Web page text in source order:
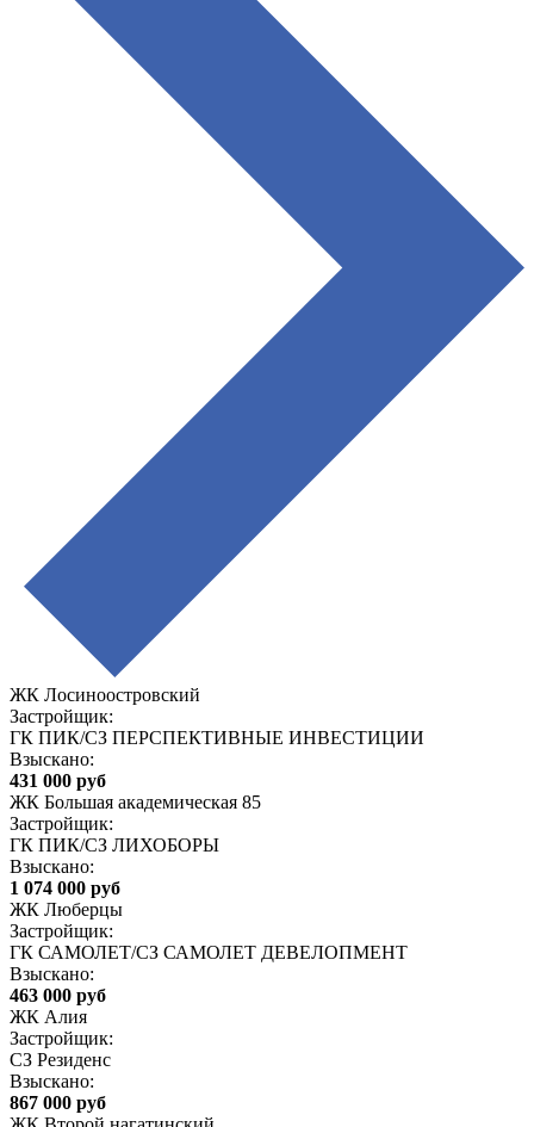
ЖК Лосиноостровский
Застройщик:
ГК ПИК/СЗ ПЕРСПЕКТИВНЫЕ ИНВЕСТИЦИИ
Взыскано:
431 000 руб
ЖК Большая академическая 85
Застройщик:
ГК ПИК/СЗ ЛИХОБОРЫ
Взыскано:
1 074 000 руб
ЖК Люберцы
Застройщик:
ГК САМОЛЕТ/СЗ САМОЛЕТ ДЕВЕЛОПМЕНТ
Взыскано:
463 000 руб
ЖК Алия
Застройщик:
СЗ Резиденс
Взыскано:
867 000 руб